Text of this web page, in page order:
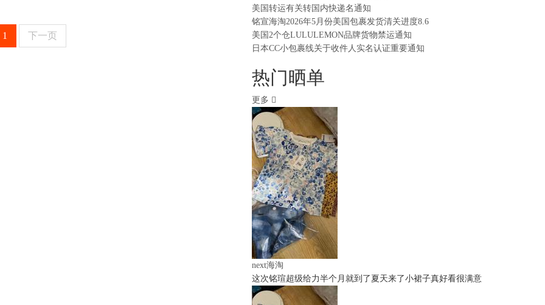
1 下一页
美国转运有关转国内快递名通知
铭宣海淘2026年5月份美国包裹发货清关进度8.6
美国2个仓LULULEMON品牌货物禁运通知
日本CC小包裹线关于收件人实名认证重要通知
热门晒单
更多
next海淘
这次铭瑄超级给力半个月就到了夏天来了小裙子真好看很满意